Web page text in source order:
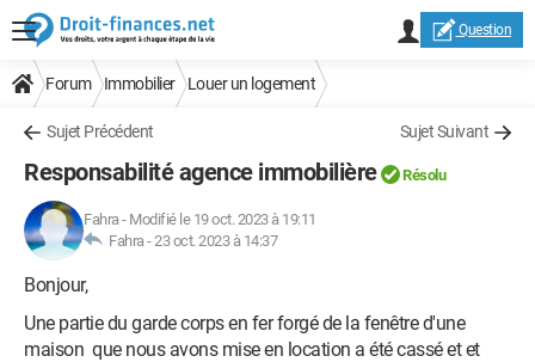
Question
Forum Immobilier Louer un logement
Sujet Précédent Sujet Suivant
Responsabilité agence immobilière Résolu
Fahra- Modifié le 19 oct. 2023 à 19:11
Fahra -23 oct. 2023 à 14:37
Bonjour,
Une partie du garde corps en fer forgé de la fenêtre d'une
maison que nous avons mise en location a été cassé et et